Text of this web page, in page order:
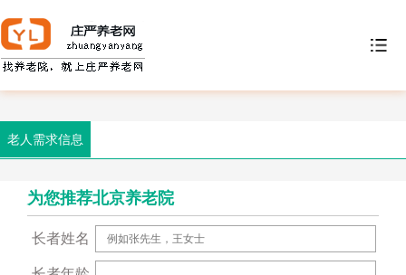
老人需求信息
为您推荐北京养老院
长者姓名